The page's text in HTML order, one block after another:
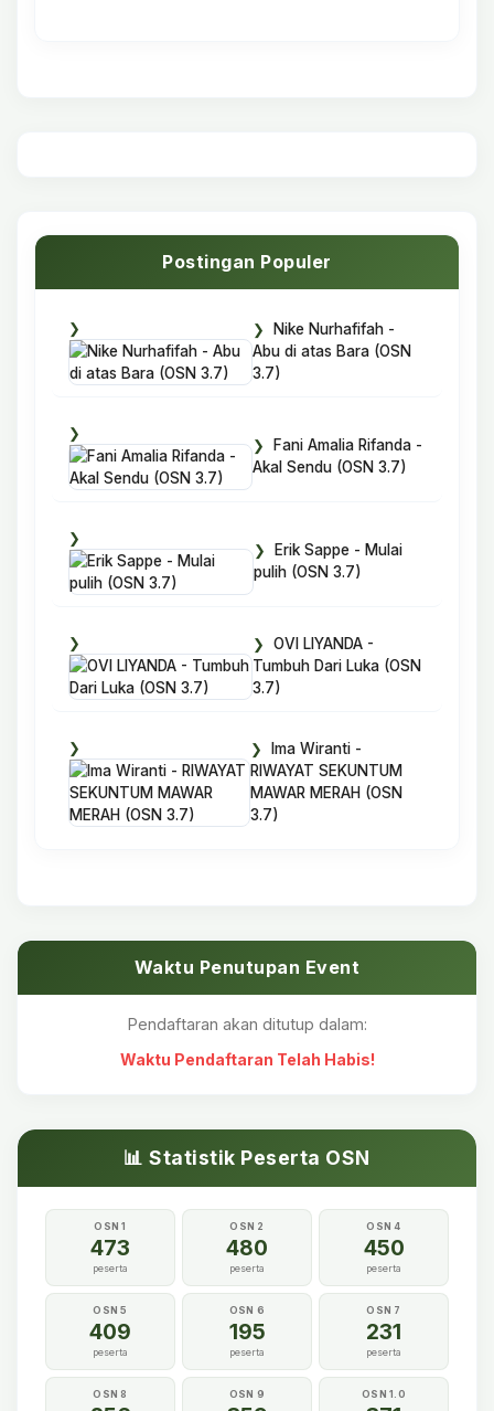
Postingan Populer
Nike Nurhafifah -
Abu di atas Bara (OSN
3.7)
Fani Amalia Rifanda -
Akal Sendu (OSN 3.7)
Erik Sappe - Mulai
pulih (OSN 3.7)
OVI LIYANDA -
Tumbuh Dari Luka (OSN
3.7)
Ima Wiranti -
RIWAYAT SEKUNTUM
MAWAR MERAH (OSN
3.7)
Waktu Penutupan Event
Pendaftaran akan ditutup dalam:
Waktu Pendaftaran Telah Habis!
📊 Statistik Peserta OSN
OSN 1
473
peserta
OSN 2
480
peserta
OSN 4
450
peserta
OSN 5
409
peserta
OSN 6
195
peserta
OSN 7
231
peserta
OSN 8 OSN 9 OSN 1.0